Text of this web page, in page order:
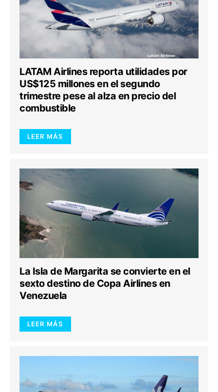
LATAM Airlines reporta utilidades por
US$125 millones en el segundo
trimestre pese al alza en precio del
combustible
LEER MÁS
La Isla de Margarita se convierte en el
sexto destino de Copa Airlines en
Venezuela
LEER MÁS